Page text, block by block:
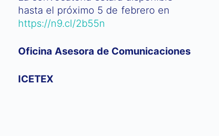
hasta el próximo 5 de febrero en
https://n9.cl/2b55n
Oficina Asesora de Comunicaciones
ICETEX